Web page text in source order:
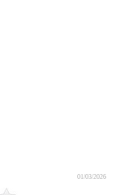
01/03/2026